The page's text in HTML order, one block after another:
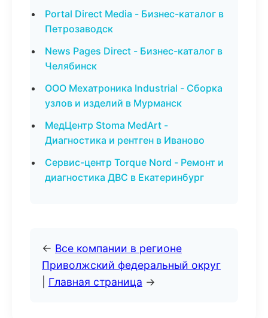
Portal Direct Media - Бизнес-каталог в
Петрозаводск
News Pages Direct - Бизнес-каталог в
Челябинск
ООО Мехатроника Industrial - Сборка
узлов и изделий в Мурманск
МедЦентр Stoma MedArt -
Диагностика и рентген в Иваново
Сервис-центр Torque Nord - Ремонт и
диагностика ДВС в Екатеринбург
← Все компании в регионе
Приволжский федеральный округ
Главная страница →